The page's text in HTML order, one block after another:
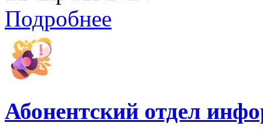
Подробнее
Абонентский отдел